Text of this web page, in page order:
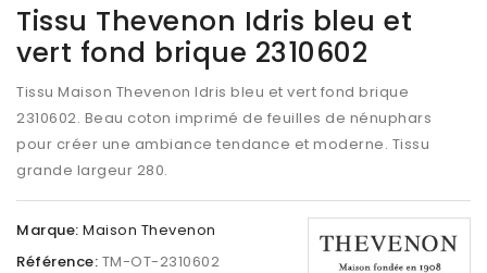
Tissu Thevenon Idris bleu et
vert fond brique 2310602
Tissu Maison Thevenon Idris bleu et vert fond brique
2310602. Beau coton imprimé de feuilles de nénuphars
pour créer une ambiance tendance et moderne. Tissu
grande largeur 280.
Marque: Maison Thevenon
Référence: TM-OT-2310602